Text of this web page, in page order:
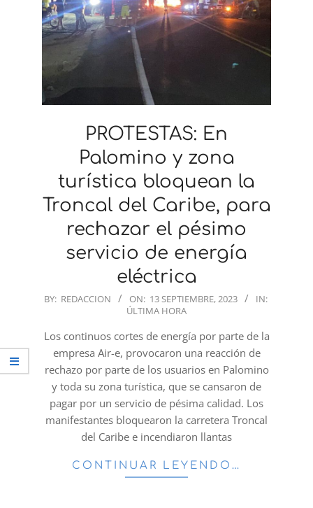
PROTESTAS: En
Palomino y zona
turística bloquean la
Troncal del Caribe, para
rechazar el pésimo
servicio de energía
eléctrica
2023-
13
BY: REDACCION ON: 13 SEPTIEMBRE, 2023
IN:
ÚLTIMA HORA
Los continuos cortes de energía por parte de la
empresa Air-e, provocaron una reacción de
rechazo por parte de los usuarios en Palomino
y toda su zona turística, que se cansaron de
pagar por un servicio de pésima calidad. Los
manifestantes bloquearon la carretera Troncal
del Caribe e incendiaron llantas
CONTINUAR LEYENDO…